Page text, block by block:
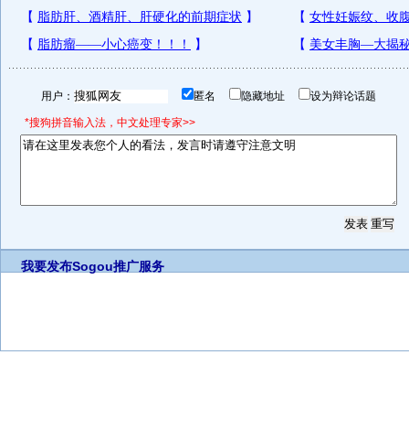
用户： 匿名 隐藏地址 设为辩论话题
*搜狗拼音输入法，中文处理专家>>
我要发布Sogou推广服务